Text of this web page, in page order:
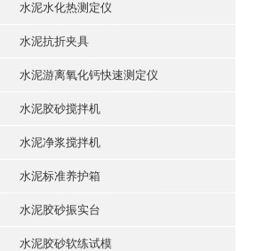
水泥水化热测定仪
水泥抗折夹具
水泥游离氧化钙快速测定仪
水泥胶砂搅拌机
水泥净浆搅拌机
水泥标准养护箱
水泥胶砂振实台
水泥胶砂软练试模